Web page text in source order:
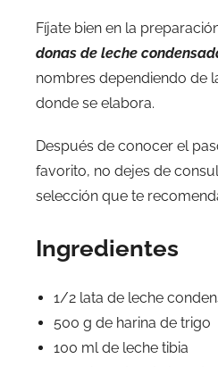
Fíjate bien en la
donas de leche
nombres dependiendo de
donde se elabora.
Después de conocer el
favorito, no dejes de
selección que te
Ingredientes
1/2 lata de leche
500 g de harina de trigo
100 ml de leche tibia